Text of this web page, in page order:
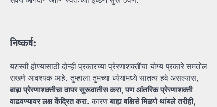
निष्कर्ष:
यशस्वी होण्यासाठी दोन्ही प्रकारच्या प्रेरणाशक्तींचा योग्य प्रकारे समतोल
राखणे आवश्यक आहे. तुम्हाला तुमच्या ध्येयांमध्ये सातत्य हवे असल्यास,
बाह्यप्रेरणाशक्तीचावापरसुरूवातीसकरा,पणआंतरिकप्रेरणाशक्ती
वाढवण्यावरलक्षकेंद्रितकरा. कारणबाह्यबक्षिसेमिळणेथांबलेतरीही,